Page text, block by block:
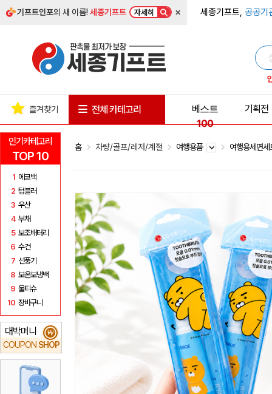
기프트인포의 새 이름!세종기프트 자세히 × 세종기프트, 공공기
인기카테고리
TOP 10
1 에코백
2 텀블러
3 우산
4 부채
5 보조배터리
6 수건
7 선풍기
8 보온보냉백
9 물티슈
10 장바구니
대박머니
COUPON SHOP
₩
즐겨찾기 전체 카테고리
베스트
100
기획전
홈 차량/골프/레저/계절 여행용품 여행용세면